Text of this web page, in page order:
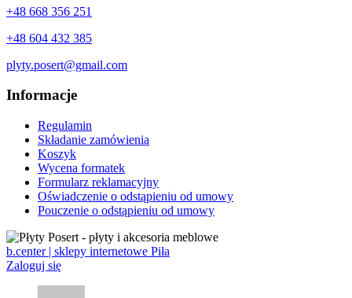
+48 668 356 251
+48 604 432 385
plyty.posert@gmail.com
Informacje
Regulamin
Składanie zamówienia
Koszyk
Wycena formatek
Formularz reklamacyjny
Oświadczenie o odstąpieniu od umowy
Pouczenie o odstąpieniu od umowy
b.center | sklepy internetowe Piła
Zaloguj się